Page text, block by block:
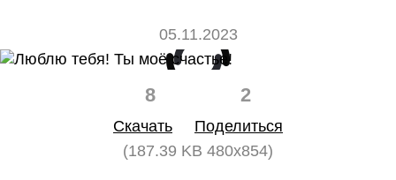
05.11.2023
8 2
Скачать
Поделиться
(187.39 KB 480x854)